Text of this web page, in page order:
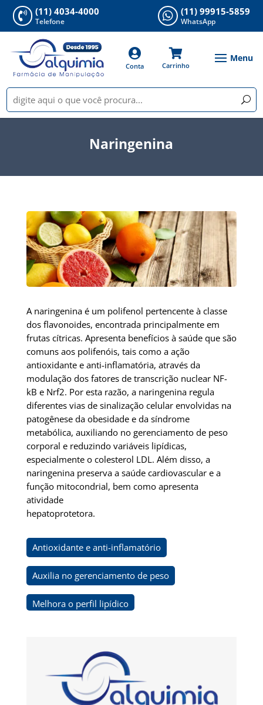
 (11) 4034-4000
Telefone  (11) 99915-5859
WhatsApp

Conta

Carrinho
Naringenina
A naringenina é um polifenol pertencente à classe
dos flavonoides, encontrada principalmente em
frutas cítricas. Apresenta benefícios à saúde que são
comuns aos polifenóis, tais como a ação
antioxidante e anti-inflamatória, através da
modulação dos fatores de transcrição nuclear NF-
kB e Nrf2. Por esta razão, a naringenina regula
diferentes vias de sinalização celular envolvidas na
patogênese da obesidade e da síndrome
metabólica, auxiliando no gerenciamento de peso
corporal e reduzindo variáveis lipídicas,
especialmente o colesterol LDL. Além disso, a
naringenina preserva a saúde cardiovascular e a
função mitocondrial, bem como apresenta
atividade
hepatoprotetora.
Antioxidante e anti-inflamatório
Auxilia no gerenciamento de peso
Melhora o perfil lipídico